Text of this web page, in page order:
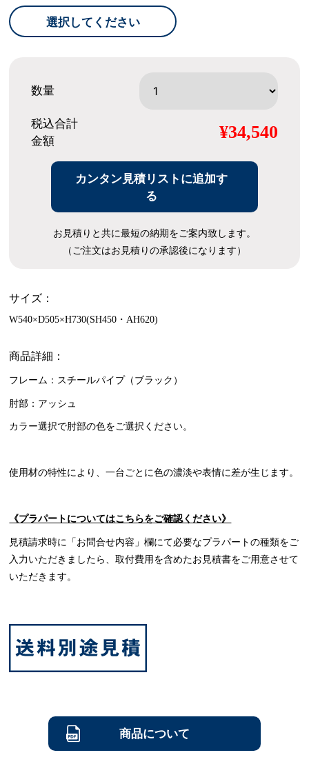
選択してください
数量
税込合計
金額
¥34,540
カンタン見積リストに追加す
る
お見積りと共に最短の納期をご案内致します。
（ご注文はお見積りの承認後になります）
サイズ：
W540×D505×H730(SH450・AH620)
商品詳細：
フレーム：スチールパイプ（ブラック）
肘部：アッシュ
カラー選択で肘部の色をご選択ください。
使用材の特性により、一台ごとに色の濃淡や表情に差が生じます。
《プラパートについてはこちらをご確認ください》
見積請求時に「お問合せ内容」欄にて必要なプラパートの種類をご
入力いただきましたら、取付費用を含めたお見積書をご用意させて
いただきます。
商品について